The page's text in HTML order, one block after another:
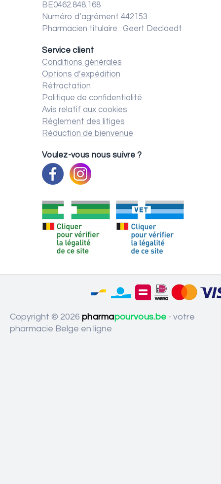
BE0462.848.168
Numéro d’agrément 442153
Pharmacien titulaire : Geert Decloedt
Service client
Conditions générales
Options d’expédition
Rétractation
Politique de confidentialité
Avis relatif aux cookies
Règlement des litiges
Réduction de bienvenue
Voulez-vous nous suivre ?
Copyright © 2026 pharmapourvous.be - votre
pharmacie Belge en ligne